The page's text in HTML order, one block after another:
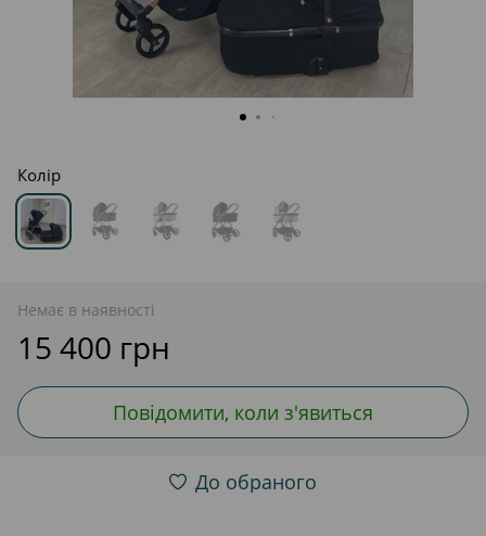
Колір
Немає в наявності
15 400 грн
Повідомити, коли з'явиться
До обраного